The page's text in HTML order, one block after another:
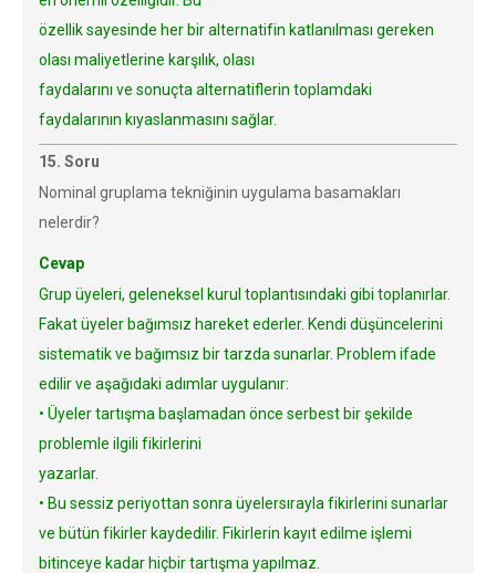
özellik sayesinde her bir alternatifin katlanılması gereken
olası maliyetlerine karşılık, olası
faydalarını ve sonuçta alternatiflerin toplamdaki
faydalarının kıyaslanmasını sağlar.
15. Soru
Nominal gruplama tekniğinin uygulama basamakları
nelerdir?
Cevap
Grup üyeleri, geleneksel kurul toplantısındaki gibi toplanırlar.
Fakat üyeler bağımsız hareket ederler. Kendi düşüncelerini
sistematik ve bağımsız bir tarzda sunarlar. Problem ifade
edilir ve aşağıdaki adımlar uygulanır:
• Üyeler tartışma başlamadan önce serbest bir şekilde
problemle ilgili fikirlerini
yazarlar.
• Bu sessiz periyottan sonra üyelersırayla fikirlerini sunarlar
ve bütün fikirler kaydedilir. Fikirlerin kayıt edilme işlemi
bitinceye kadar hiçbir tartışma yapılmaz.